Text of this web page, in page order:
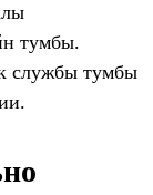
тумбы.
службы тумбы